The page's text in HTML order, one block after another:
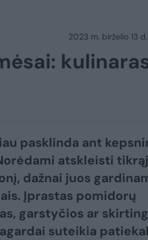
2023 m. birželio 13
pasklinda ant
atskleisti
dažnai juos
Įprastas pomidorų
garstyčios ar
suteikia